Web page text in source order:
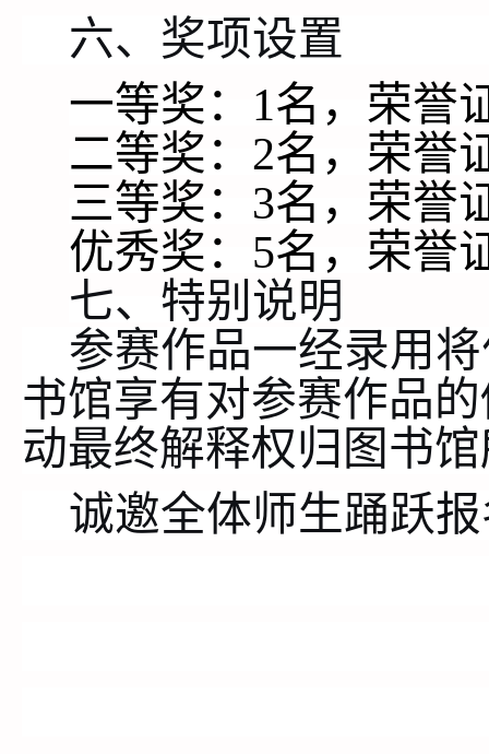
六、 奖项设置
一等奖： 1名，荣誉
二等奖： 2名，荣誉
三等奖： 3名，荣誉
优秀奖： 5名，荣誉
七、 特别说明
参赛作品一经录用
书馆享有对参赛作品
动最终解释权归图书
诚邀全体师生踊跃